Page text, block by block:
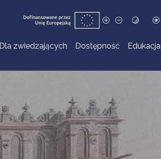
Dla zwiedzających Dostępność Edukacja